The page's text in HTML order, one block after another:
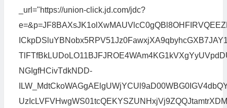
_url="https://union-click.jd.com/jdc?
NGIgfHCivTdkNDD-